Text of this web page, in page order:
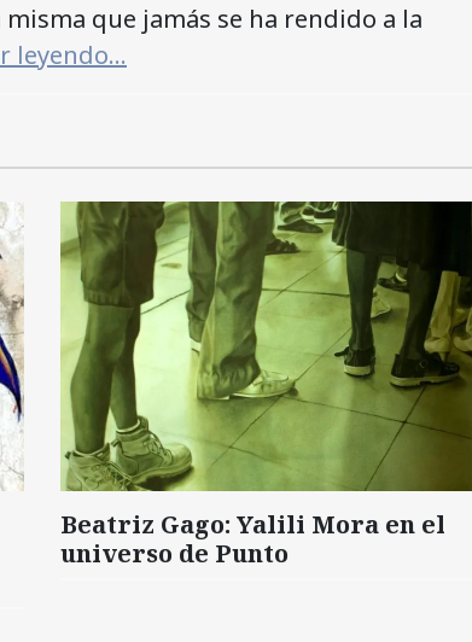
que jamás se ha rendido a la
leyendo…
Beatriz Gago: Yalili Mora en el
universo de Punto